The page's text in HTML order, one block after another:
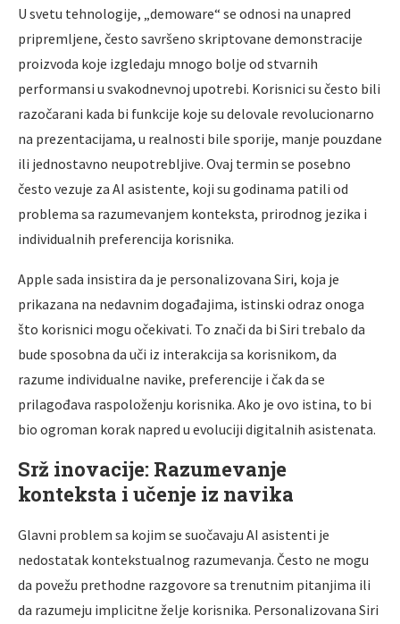
U svetu tehnologije, „demoware“ se odnosi na unapred
pripremljene, često savršeno skriptovane demonstracije
proizvoda koje izgledaju mnogo bolje od stvarnih
performansi u svakodnevnoj upotrebi. Korisnici su često bili
razočarani kada bi funkcije koje su delovale revolucionarno
na prezentacijama, u realnosti bile sporije, manje pouzdane
ili jednostavno neupotrebljive. Ovaj termin se posebno
često vezuje za AI asistente, koji su godinama patili od
problema sa razumevanjem konteksta, prirodnog jezika i
individualnih preferencija korisnika.
Apple sada insistira da je personalizovana Siri, koja je
prikazana na nedavnim događajima, istinski odraz onoga
što korisnici mogu očekivati. To znači da bi Siri trebalo da
bude sposobna da uči iz interakcija sa korisnikom, da
razume individualne navike, preferencije i čak da se
prilagođava raspoloženju korisnika. Ako je ovo istina, to bi
bio ogroman korak napred u evoluciji digitalnih asistenata.
Srž inovacije: Razumevanje
konteksta i učenje iz navika
Glavni problem sa kojim se suočavaju AI asistenti je
nedostatak kontekstualnog razumevanja. Često ne mogu
da povežu prethodne razgovore sa trenutnim pitanjima ili
da razumeju implicitne želje korisnika. Personalizovana Siri